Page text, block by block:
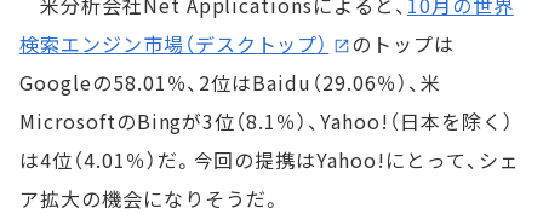
検索エンジン市場（デスクトップ）
のトップは
Googleの58.01％、2位はBaidu（29.06％）、米
MicrosoftのBingが3位（8.1％）、Yahoo!（日本を除く）
は4位（4.01％）だ。今回の提携はYahoo!にとって、シェ
ア拡大の機会になりそうだ。